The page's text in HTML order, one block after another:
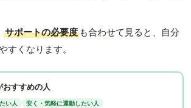
サポートの必要度 も合わせて見ると、自分
すくなります。
おすすめの人
い人
安く・気軽に運動したい人